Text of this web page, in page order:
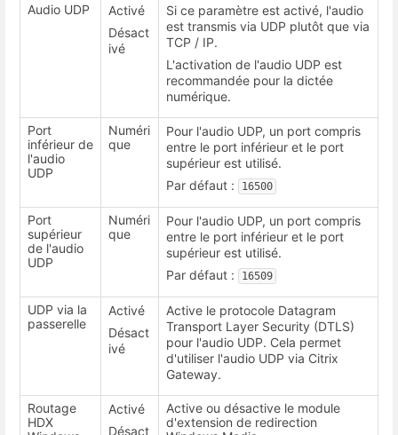
Audio UDP
Activé
Désact
ivé
Si ce paramètre est activé, l'audio
est transmis via UDP plutôt que via
TCP / IP.
L'activation de l'audio UDP est
recommandée pour la dictée
numérique.
Port
inférieur de
l'audio
UDP
Numéri
que
Pour l'audio UDP, un port compris
entre le port inférieur et le port
supérieur est utilisé.
Par défaut :
16500
Port
supérieur
de l'audio
UDP
Numéri
que
Pour l'audio UDP, un port compris
entre le port inférieur et le port
supérieur est utilisé.
Par défaut :
16509
UDP via la
passerelle
Activé
Désact
ivé
Active le protocole Datagram
Transport Layer Security (DTLS)
pour l'audio UDP. Cela permet
d'utiliser l'audio UDP via Citrix
Gateway.
Routage
HDX
Activé
Désact
Active ou désactive le module
d'extension de redirection